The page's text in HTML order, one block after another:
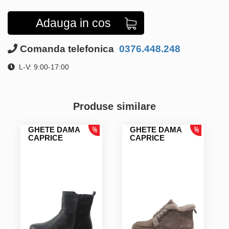
Adauga in cos
Comanda telefonica 0376.448.248
L-V: 9:00-17:00
Produse similare
GHETE DAMA
CAPRICE
GHETE DAMA
CAPRICE